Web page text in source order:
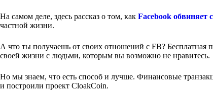
На самом деле, здесь рассказ о том, как Facebook обвиняет
частной жизни.
А что ты получаешь от своих отношений с FB? Бесплатная
своей жизни с людьми, которым вы возможно не нравитесь.
Но мы знаем, что есть способ и лучше. Финансовые
и построили проект CloakCoin.